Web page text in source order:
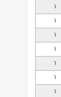
1
1
1
1
1
1
1